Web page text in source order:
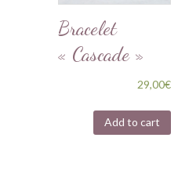
Bracelet
« Cascade »
29,00€
Add to cart